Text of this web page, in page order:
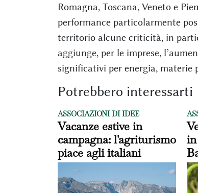
Romagna, Toscana, Veneto e
performance particolarmente
territorio alcune criticità, in
aggiunge, per le imprese,
significativi per energia, materie
Potrebbero interessarti
ASSOCIAZIONI DI IDEE
Vacanze estive in
campagna: l'agriturismo
piace agli italiani